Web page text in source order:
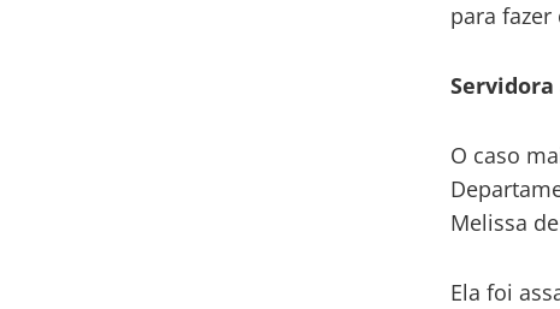
para
Servidora
O caso
Melissa
Ela foi